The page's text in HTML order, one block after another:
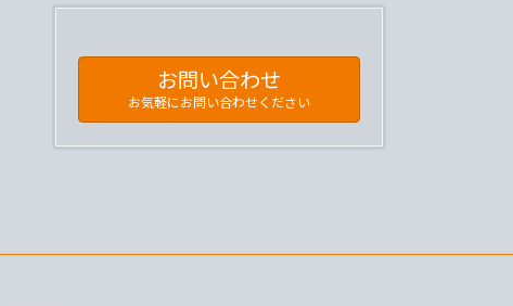
お問い合わせ
お気軽にお問い合わせください